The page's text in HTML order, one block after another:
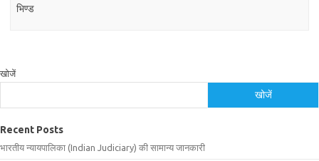
भिण्ड
खोजें
खोजें
Recent Posts
भारतीय न्यायपालिका (Indian Judiciary) की सामान्य जानकारी